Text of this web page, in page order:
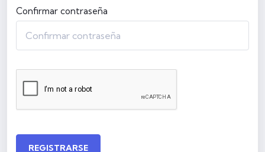
Confirmar contraseña
REGISTRARSE